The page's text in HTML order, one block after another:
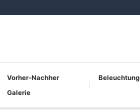
Vorher-Nachher
Galerie
Beleuchtung